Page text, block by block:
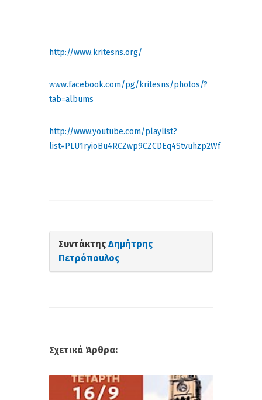
http://www.kritesns.org/
www.facebook.com/pg/kritesns/photos/?
tab=albums
http://www.youtube.com/playlist?
list=PLU1ryioBu4RCZwp9CZCDEq4Stvuhzp2Wf
Συντάκτης Δημήτρης
Πετρόπουλος
Σχετικά Άρθρα: